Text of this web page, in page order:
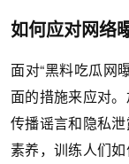
如何应对网络
面对“黑料吃瓜网
面的措施来应对
传播谣言和隐私
素养，训练人们